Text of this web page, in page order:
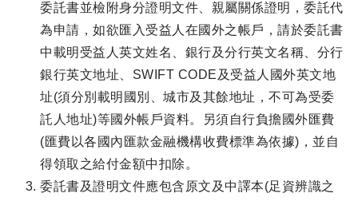
委託書並檢附身分證明文件、親屬關係證明，委託代
為申請，如欲匯入受益人在國外之帳戶，請於委託書
中載明受益人英文姓名、銀行及分行英文名稱、分行
銀行英文地址、SWIFT CODE及受益人國外英文地
址(須分別載明國別、城市及其餘地址，不可為受委
託人地址)等國外帳戶資料。另須自行負擔國外匯費
(匯費以各國內匯款金融機構收費標準為依據)，並自
得領取之給付金額中扣除。
委託書及證明文件應包含原文及中譯本(足資辨識之